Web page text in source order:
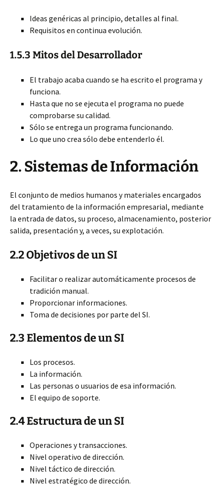
Ideas genéricas al principio, detalles al final.
Requisitos en continua evolución.
1.5.3 Mitos del Desarrollador
El trabajo acaba cuando se ha escrito el programa y
funciona.
Hasta que no se ejecuta el programa no puede
comprobarse su calidad.
Sólo se entrega un programa funcionando.
Lo que uno crea sólo debe entenderlo él.
2.Sistemas de Información
El conjunto de medios humanos y materiales encargados
del tratamiento de la información empresarial, mediante
la entrada de datos, su proceso, almacenamiento, posterior
salida, presentación y, a veces, su explotación.
2.2 Objetivos de un SI
Facilitar o realizar automáticamente procesos de
tradición manual.
Proporcionar informaciones.
Toma de decisiones por parte del SI.
2.3 Elementos de un SI
Los procesos.
La información.
Las personas o usuarios de esa información.
El equipo de soporte.
2.4 Estructura de un SI
Operaciones y transacciones.
Nivel operativo de dirección.
Nivel táctico de dirección.
Nivel estratégico de dirección.